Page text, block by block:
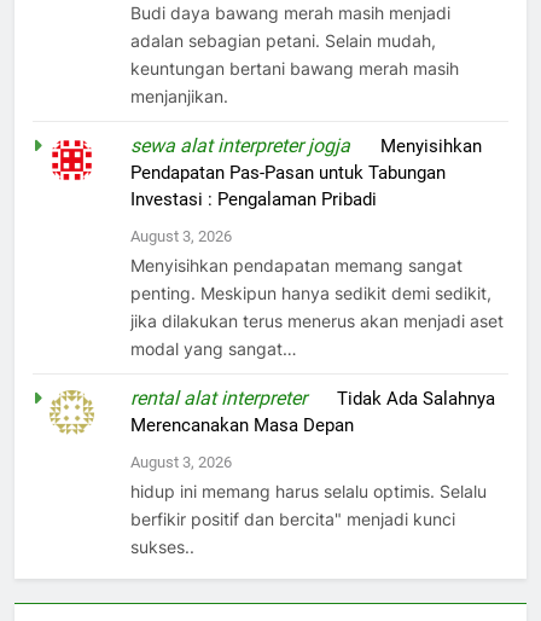
Budi daya bawang merah masih menjadi
adalan sebagian petani. Selain mudah,
keuntungan bertani bawang merah masih
menjanjikan.
sewa alat interpreter jogja
Menyisihkan
Pendapatan Pas-Pasan untuk Tabungan
Investasi : Pengalaman Pribadi
August 3, 2026
Menyisihkan pendapatan memang sangat
penting. Meskipun hanya sedikit demi sedikit,
jika dilakukan terus menerus akan menjadi aset
modal yang sangat…
rental alat interpreteronTidak Ada Salahnya
Merencanakan Masa Depan
August 3, 2026
hidup ini memang harus selalu optimis. Selalu
berfikir positif dan bercita" menjadi kunci
sukses..